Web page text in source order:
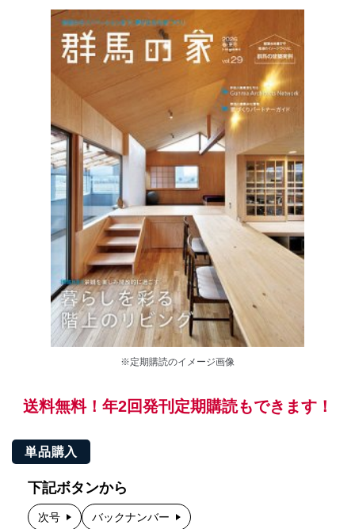
※定期購読のイメージ画像
送料無料！年2回発刊定期購読もできます！
単品購入
下記ボタンから
次号 バックナンバー